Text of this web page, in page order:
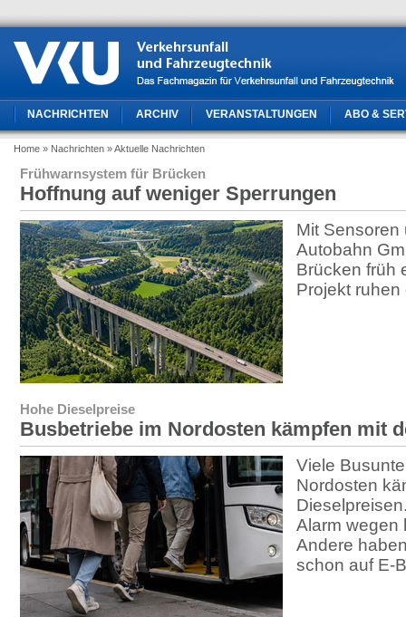
NACHRICHTEN ARCHIV VERANSTALTUNGEN ABO &
Home » Nachrichten » Aktuelle Nachrichten
Frühwarnsystem für Brücken
Hoffnung auf weniger Sperrungen
Mit Sensoren
Autobahn
Brücken früh
Projekt
Hohe Dieselpreise
Busbetriebe im Nordosten kämpfen mit
Viele
Nordosten
Alarm wegen
Andere
schon auf E-